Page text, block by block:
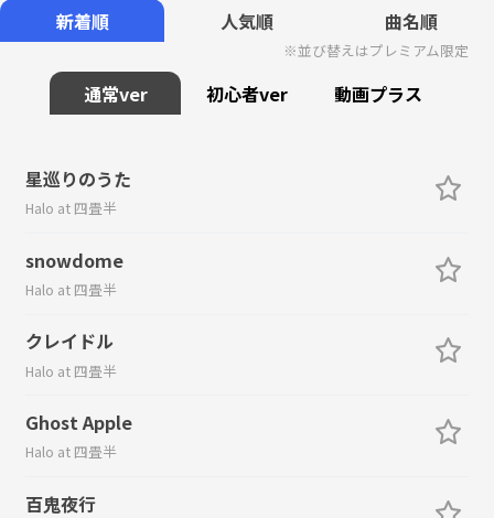
Mute
新着順 人気順 曲名順
※並び替えはプレミアム限定
通常ver 初心者ver 動画プラス
星巡りのうた
Halo at 四畳半
snowdome
Halo at 四畳半
クレイドル
Halo at 四畳半
Ghost Apple
Halo at 四畳半
百鬼夜行